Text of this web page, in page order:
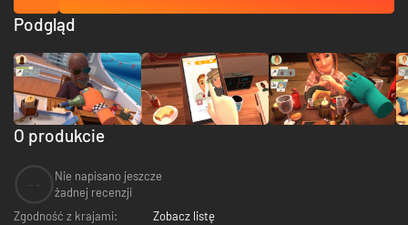
O produkcie
Nie napisano jeszcze
żadnej recenzji
Zgodność z krajami:
Zobacz listę
Podgląd